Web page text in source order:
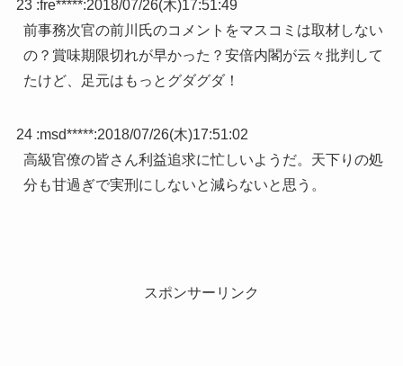
23 :fre*****:2018/07/26(木)17:51:49
前事務次官の前川氏のコメントをマスコミは取材しない
の？賞味期限切れが早かった？安倍内閣が云々批判して
たけど、足元はもっとグダグダ！
24 :msd*****:2018/07/26(木)17:51:02
高級官僚の皆さん利益追求に忙しいようだ。天下りの処
分も甘過ぎで実刑にしないと減らないと思う。
スポンサーリンク